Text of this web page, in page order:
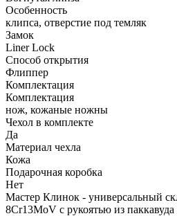
Особенность
клипса, отверстие под темляк
Замок
Liner Lock
Способ открытия
Флиппер
Комплектация
Комплектация
нож, кожаные ножны
Чехол в комплекте
Да
Материал чехла
Кожа
Подарочная коробка
Нет
Мастер Клинок - универсальный
8Cr13MoV с рукоятью из паккавуда